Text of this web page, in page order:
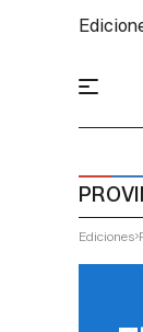
Ediciones